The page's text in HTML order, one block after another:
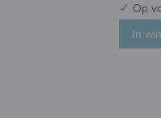
✓ Op
In